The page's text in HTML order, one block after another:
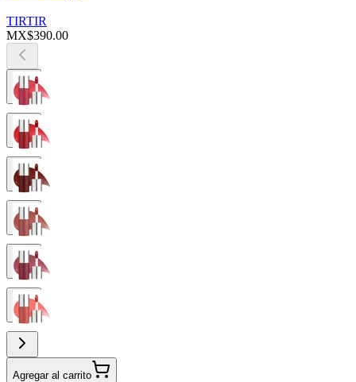
TIRTIR
MX$390.00
Agregar al carrito